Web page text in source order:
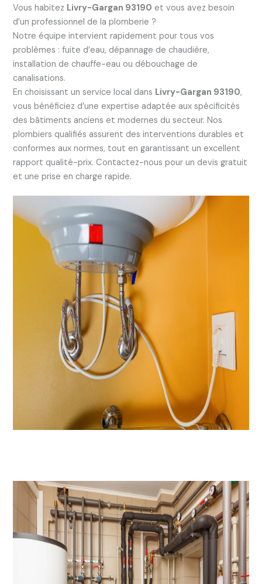
Vous habitez Livry-Gargan 93190 et vous avez besoin
d’un professionnel de la plomberie ?
Notre équipe intervient rapidement pour tous vos
problèmes : fuite d’eau, dépannage de chaudière,
installation de chauffe-eau ou débouchage de
canalisations.
En choisissant un service local dans Livry-Gargan 93190,
vous bénéficiez d’une expertise adaptée aux spécificités
des bâtiments anciens et modernes du secteur. Nos
plombiers qualifiés assurent des interventions durables et
conformes aux normes, tout en garantissant un excellent
rapport qualité-prix. Contactez-nous pour un devis gratuit
et une prise en charge rapide.